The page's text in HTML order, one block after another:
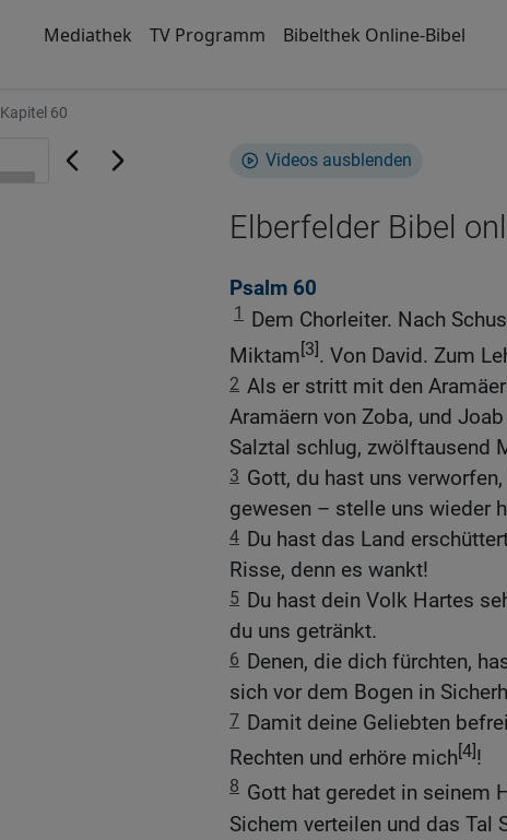
Mediathek TV Programm Bibelthek Online-Bibel
Kapitel 60
Videos ausblenden
Elberfelder Bibel
Psalm 60
1 Dem Chorleiter. Nach
Miktam[3]. Von David. Zum
2 Als er stritt mit den
Aramäern von Zoba, und
Salztal schlug, zwölftausend
3 Gott, du hast uns
gewesen – stelle uns wieder
4 Du hast das Land
Risse, denn es wankt!
5 Du hast dein Volk Hartes
du uns getränkt.
6 Denen, die dich fürchten,
sich vor dem Bogen in
7 Damit deine Geliebten
Rechten und erhöre mich[4]!
8 Gott hat geredet in seinem
Sichem verteilen und das Tal